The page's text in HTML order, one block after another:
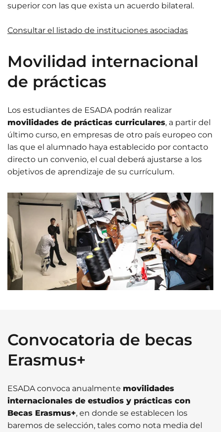
superior con las que exista un acuerdo bilateral.
Consultar el listado de instituciones asociadas
Movilidad internacional
de prácticas
Los estudiantes de ESADA podrán realizar
movilidades de prácticas curriculares, a partir del
último curso, en empresas de otro país europeo con
las que el alumnado haya establecido por contacto
directo un convenio, el cual deberá ajustarse a los
objetivos de aprendizaje de su currículum.
Convocatoria de becas
Erasmus+
ESADA convoca anualmente movilidades
internacionales de estudios y prácticas con
Becas Erasmus+, en donde se establecen los
baremos de selección, tales como nota media del